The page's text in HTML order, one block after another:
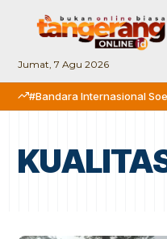
Jumat, 7 Agu 2026
#Bandara Internasional